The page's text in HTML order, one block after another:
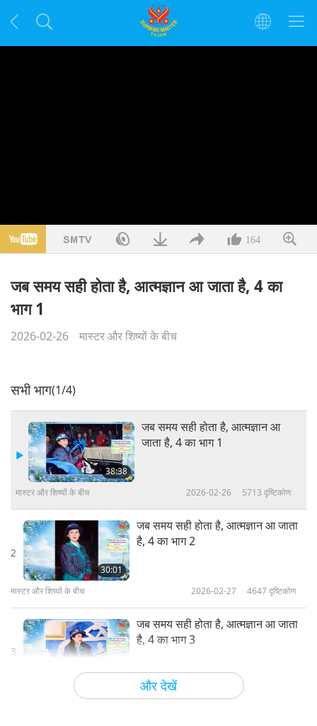
164
जब समय सही होता है, आत्मज्ञान आ जाता है, 4 का
भाग 1
2026-02-26 मास्टर और शिष्यों के बीच
और देखें
सभी भाग(1/4)
38:38
जब समय सही होता है, आत्मज्ञान आ
जाता है, 4 का भाग 1
मास्टर और शिष्यों के बीच 2026-02-26 5713 दृष्टिकोण
2
30:01
जब समय सही होता है, आत्मज्ञान आ जाता
है, 4 का भाग 2
मास्टर और शिष्यों के बीच 2026-02-27 4647दृष्टिकोण
3
जब समय सही होता है, आत्मज्ञान आ जाता
है, 4 का भाग 3
मास्टर और शिष्यों के बीच